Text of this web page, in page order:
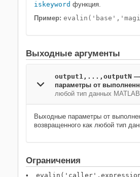
iskeyword функция.
Пример:
Выходные аргументы
output1,...,outputN —
параметры от
любой тип данных MATLAB
Выходные параметры от
возвращенного как любой тип
Ограничения